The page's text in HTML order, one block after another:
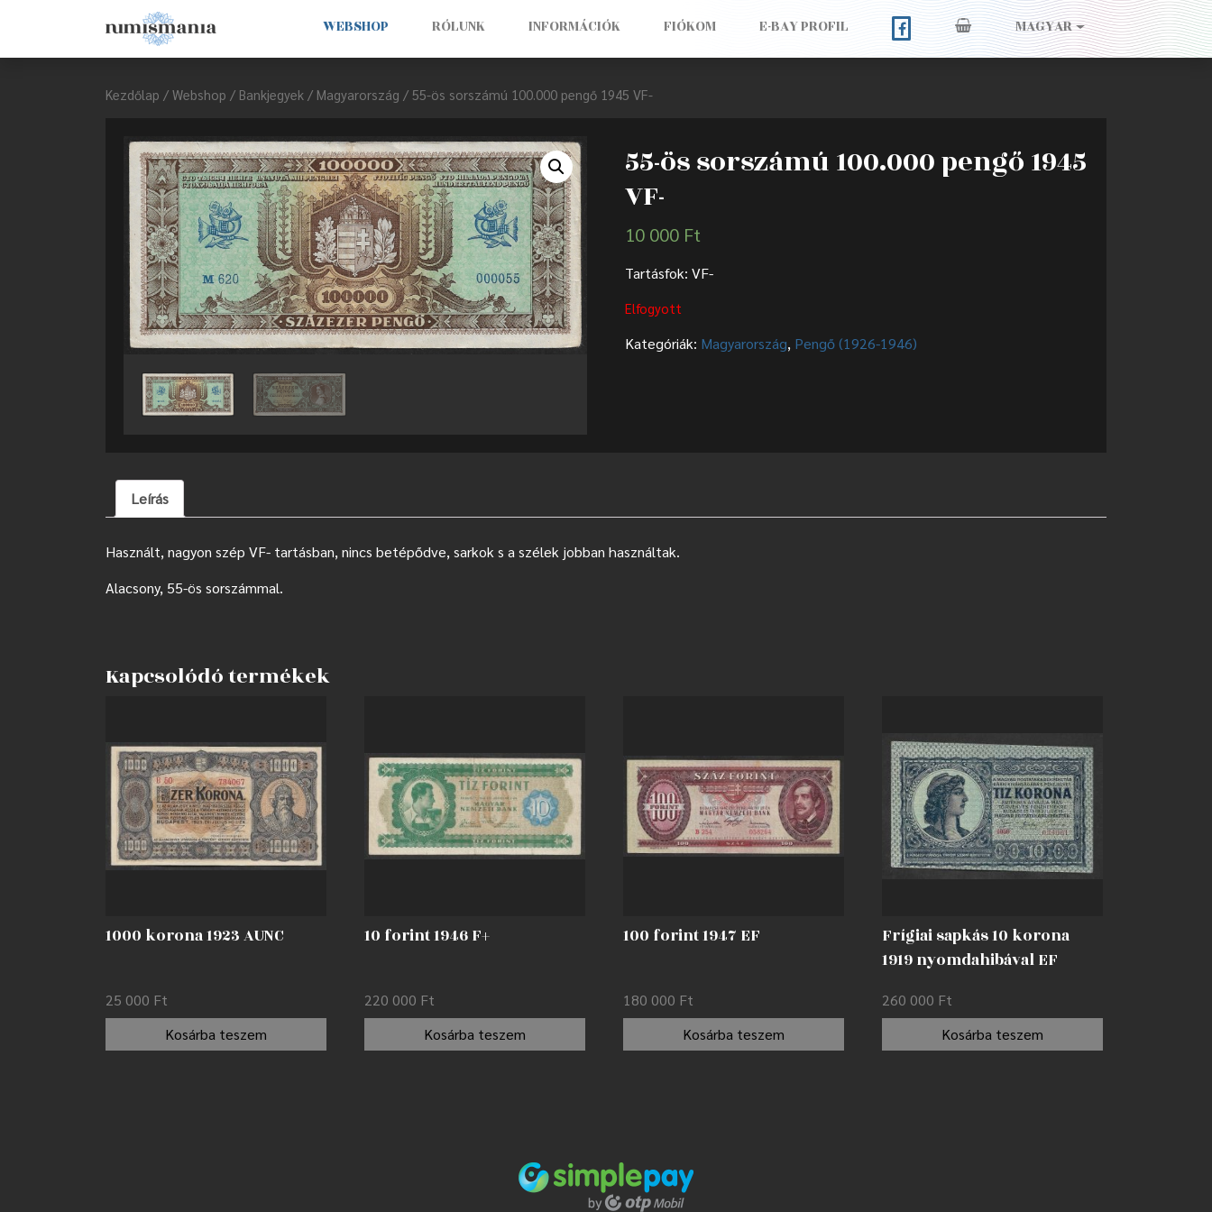
WEBSHOP RÓLUNK INFORMÁCIÓK FIÓKOM E-BAY PROFIL MAGYAR
Kezdőlap / Webshop / Bankjegyek / Magyarország / 55-ös sorszámú 100.000 pengő 1945 VF-
55-ös sorszámú 100.000 pengő 1945
VF-
10 000 Ft
Tartásfok: VF-
Elfogyott
Kategóriák: Magyarország, Pengő (1926-1946)
Leírás
Használt, nagyon szép VF- tartásban, nincs betépődve, sarkok s a szélek jobban használtak.
Alacsony, 55-ös sorszámmal.
Kapcsolódó termékek
1000 korona 1923 AUNC
25 000 Ft
Kosárba teszem
10 forint 1946 F+
220 000 Ft
Kosárba teszem
100 forint 1947 EF
180 000 Ft
Kosárba teszem
Frígiai sapkás 10 korona
1919 nyomdahibával EF
260 000 Ft
Kosárba teszem